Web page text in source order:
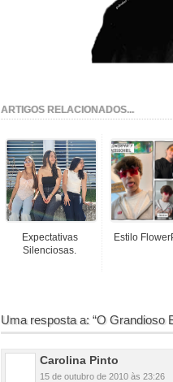
ARTIGOS RELACIONADOS...
Expectativas
Silenciosas.
Estilo
Uma resposta a: “O
Carolina Pinto
15 de outubro de 2010 às 23:26